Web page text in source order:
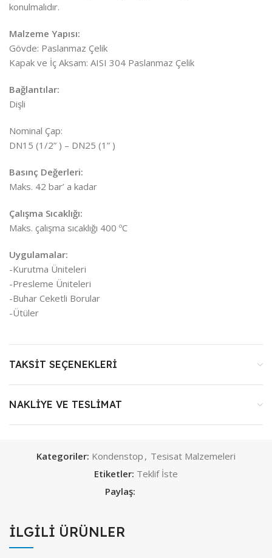
konulmalıdır.
Malzeme Yapısı:
Gövde: Paslanmaz Çelik
Kapak ve İç Aksam: AISI 304 Paslanmaz Çelik
Bağlantılar:
Dişli
Nominal Çap:
DN15 (1/2” ) – DN25 (1” )
Basınç Değerleri:
Maks. 42 bar’ a kadar
Çalışma Sıcaklığı:
Maks. çalışma sıcaklığı 400 ºC
Uygulamalar:
-Kurutma Üniteleri
-Presleme Üniteleri
-Buhar Ceketli Borular
-Ütüler
TAKSIT SEÇENEKLERI
NAKLIYE VE TESLIMAT
Kategoriler: Kondenstop , Tesisat Malzemeleri
Etiketler: Teklif İste
Paylaş:
İLGILI ÜRÜNLER